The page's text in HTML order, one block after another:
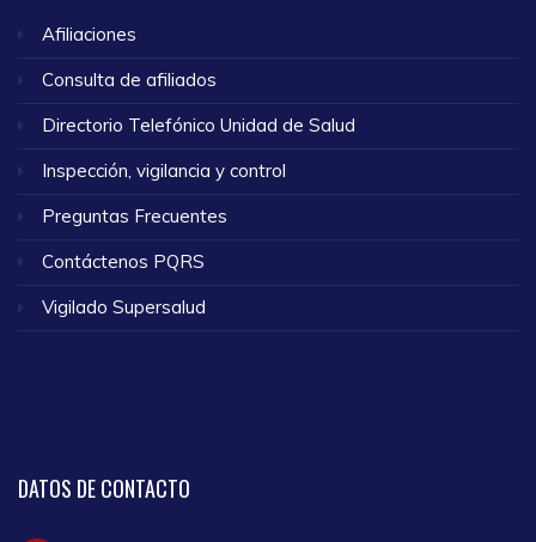
Afiliaciones
Consulta de afiliados
Directorio Telefónico Unidad de Salud
Inspección, vigilancia y control
Preguntas Frecuentes
Contáctenos PQRS
Vigilado Supersalud
DATOS DE CONTACTO